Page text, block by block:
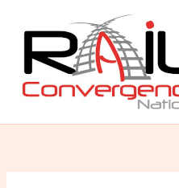
contenu